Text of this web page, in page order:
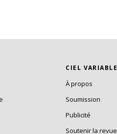
CIEL VARIABLE
À propos
Soumission
Publicité
Soutenir la revue